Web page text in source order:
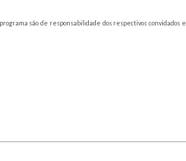
são de responsabilidade dos respectivos convidados e